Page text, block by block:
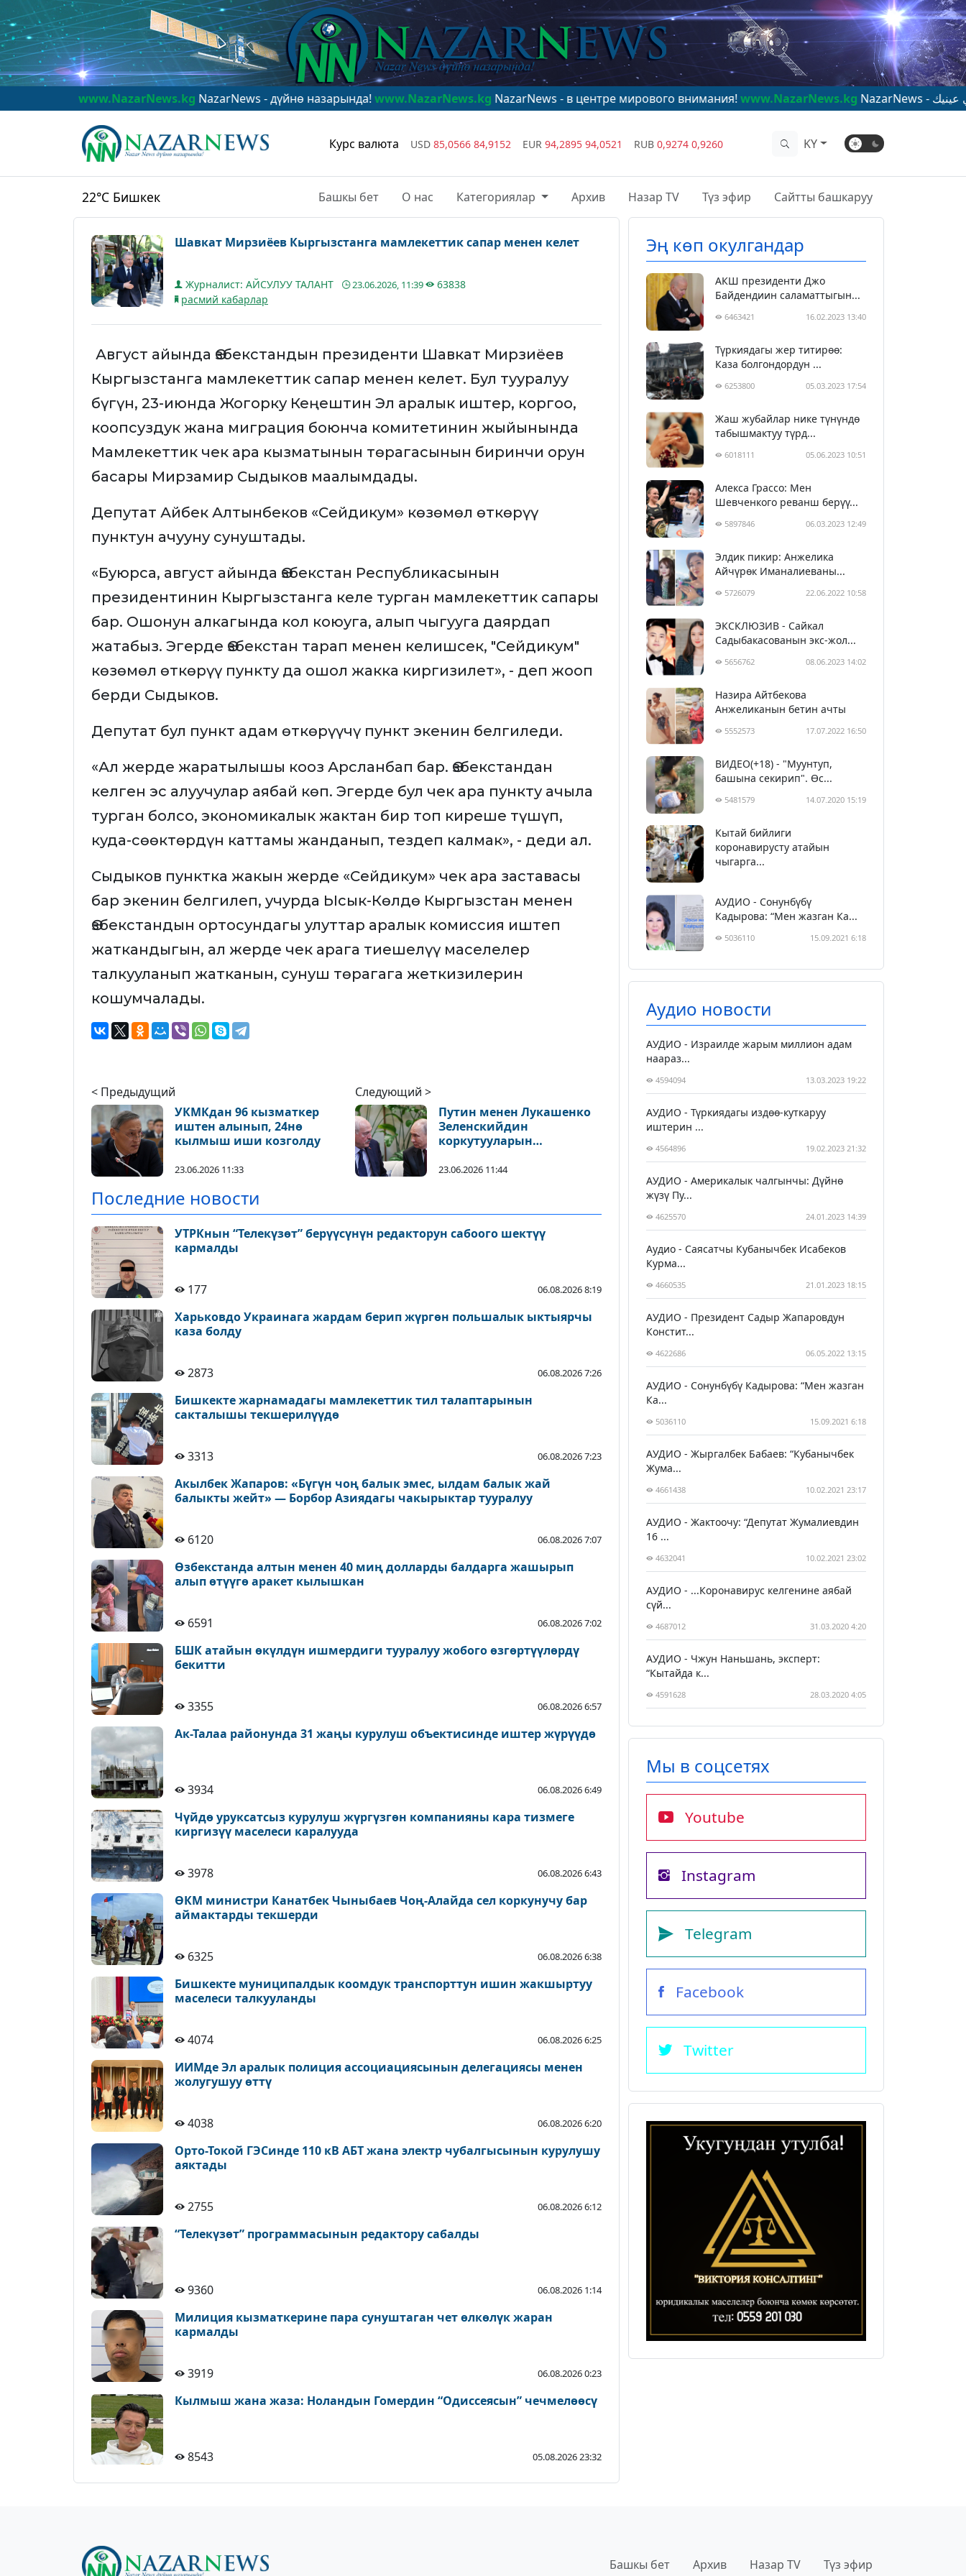
www.NazarNews.kgNazarNews - дүйнө назарында!www.NazarNews.kgNazarNews - в центре мирового внимания!www.NazarNews.kg NazarNews - ترى العالم في عينيك
Курс валюта USD 85,0566 84,9152 EUR 94,2895 94,0521 RUB 0,9274 0,9260 KY
22°C Бишкек Башкы бет О нас Категориялар Архив Назар TV Түз эфир Сайтты башкаруу
Шавкат Мирзиёев Кыргызстанга мамлекеттик сапар менен келет
Журналист: АЙСУЛУУ ТАЛАНТ 23.06.2026, 11:39
63838
расмий кабарлар
Август айында Өзбекстандын президенти Шавкат Мирзиёев
Кыргызстанга мамлекеттик сапар менен келет. Бул тууралуу
бүгүн, 23-июнда Жогорку Кеңештин Эл аралык иштер, коргоо,
коопсуздук жана миграция боюнча комитетинин жыйынында
Мамлекеттик чек ара кызматынын төрагасынын биринчи орун
басары Мирзамир Сыдыков маалымдады.
Депутат Айбек Алтынбеков «Сейдикум» көзөмөл өткөрүү
пунктун ачууну сунуштады.
«Буюрса, август айында Өзбекстан Республикасынын
президентинин Кыргызстанга келе турган мамлекеттик сапары
бар. Ошонун алкагында кол коюуга, алып чыгууга даярдап
жатабыз. Эгерде Өзбекстан тарап менен келишсек, "Сейдикум"
көзөмөл өткөрүү пункту да ошол жакка киргизилет», - деп жооп
берди Сыдыков.
Депутат бул пункт адам өткөрүүчү пункт экенин белгиледи.
«Ал жерде жаратылышы кооз Арсланбап бар. Өзбекстандан
келген эс алуучулар аябай көп. Эгерде бул чек ара пункту ачыла
турган болсо, экономикалык жактан бир топ киреше түшүп,
куда-сөөктөрдүн каттамы жанданып, тездеп калмак», - деди ал.
Сыдыков пунктка жакын жерде «Сейдикум» чек ара заставасы
бар экенин белгилеп, учурда Ысык-Көлдө Кыргызстан менен
Өзбекстандын ортосундагы улуттар аралык комиссия иштеп
жаткандыгын, ал жерде чек арага тиешелүү маселелер
талкууланып жатканын, сунуш төрагага жеткизилерин
кошумчалады.
< Предыдущий
УКМКдан 96 кызматкер
иштен алынып, 24нө
кылмыш иши козголду
23.06.2026 11:33
Следующий >
Путин менен Лукашенко
Зеленскийдин
коркутууларын
23.06.2026 11:44
Последние новости
УТРКнын “Телекүзөт” берүүсүнүн редакторун сабоого шектүү
кармалды
177 06.08.2026 8:19
Харьковдо Украинага жардам берип жүргөн польшалык ыктыярчы
каза болду
2873 06.08.2026 7:26
Бишкекте жарнамадагы мамлекеттик тил талаптарынын
сакталышы текшерилүүдө
3313 06.08.2026 7:23
Акылбек Жапаров: «Бүгүн чоң балык эмес, ылдам балык жай
балыкты жейт» — Борбор Азиядагы чакырыктар тууралуу
6120 06.08.2026 7:07
Өзбекстанда алтын менен 40 миң долларды балдарга жашырып
алып өтүүгө аракет кылышкан
6591 06.08.2026 7:02
БШК атайын өкүлдүн ишмердиги тууралуу жобого өзгөртүүлөрдү
бекитти
3355 06.08.2026 6:57
Ак-Талаа районунда 31 жаңы курулуш объектисинде иштер жүрүүдө
3934 06.08.2026 6:49
Чүйдө уруксатсыз курулуш жүргүзгөн компанияны кара тизмеге
киргизүү маселеси каралууда
3978 06.08.2026 6:43
ӨКМ министри Канатбек Чыныбаев Чоң-Алайда сел коркунучу бар
аймактарды текшерди
6325 06.08.2026 6:38
Бишкекте муниципалдык коомдук транспорттун ишин жакшыртуу
маселеси талкууланды
4074 06.08.2026 6:25
ИИМде Эл аралык полиция ассоциациясынын делегациясы менен
жолугушуу өттү
4038 06.08.2026 6:20
Орто-Токой ГЭСинде 110 кВ АБТ жана электр чубалгысынын курулушу
аяктады
2755 06.08.2026 6:12
“Телекүзөт” программасынын редактору сабалды
9360 06.08.2026 1:14
Милиция кызматкерине пара сунуштаган чет өлкөлүк жаран
кармалды
3919 06.08.2026 0:23
Кылмыш жана жаза: Ноландын Гомердин “Одиссеясын” чечмелөөсү
8543 05.08.2026 23:32
Эң көп окулгандар
АКШ президенти Джо
Байдендиин саламаттыгын...
6463421 16.02.2023 13:40
Түркиядагы жер титирөө:
Каза болгондордун ...
6253800 05.03.2023 17:54
Жаш жубайлар нике түнүндө
табышмактуу түрд...
6018111 05.06.2023 10:51
Алекса Грассо: Мен
Шевченкого реванш берүү...
5897846 06.03.2023 12:49
Элдик пикир: Анжелика
Айчүрөк Иманалиеваны...
5726079 22.06.2022 10:58
ЭКСКЛЮЗИВ - Сайкал
Садыбакасованын экс-жол...
5656762 08.06.2023 14:02
Назира Айтбекова
Анжеликанын бетин ачты
5552573 17.07.2022 16:50
ВИДЕО(+18) - "Муунтуп,
башына секирип". Өс...
5481579 14.07.2020 15:19
Кытай бийлиги
коронавирусту атайын
чыгарга...
АУДИО - Сонунбүбү
Кадырова: “Мен жазган Ка...
5036110 15.09.2021 6:18
Аудио новости
АУДИО - Израилде жарым миллион адам
наараз...
4594094 13.03.2023 19:22
АУДИО - Түркиядагы издөө-куткаруу
иштерин ...
4564896 19.02.2023 21:32
АУДИО - Америкалык чалгынчы: Дүйнө
жүзү Пу...
4625570 24.01.2023 14:39
Аудио - Саясатчы Кубанычбек Исабеков
Курма...
4660535 21.01.2023 18:15
АУДИО - Президент Садыр Жапаровдун
Констит...
4622686 06.05.2022 13:15
АУДИО - Сонунбүбү Кадырова: “Мен жазган
Ка...
5036110 15.09.2021 6:18
АУДИО - Жыргалбек Бабаев: “Кубанычбек
Жума...
4661438 10.02.2021 23:17
АУДИО - Жактоочу: “Депутат Жумалиевдин
16 ...
4632041 10.02.2021 23:02
АУДИО - ...Коронавирус келгенине аябай
сүй...
4687012 31.03.2020 4:20
АУДИО - Чжун Наньшань, эксперт:
“Кытайда к...
4591628 28.03.2020 4:05
Мы в соцсетях
Youtube
Instagram
Telegram
Facebook
Twitter
Башкы бет Архив Назар TV Түз эфир